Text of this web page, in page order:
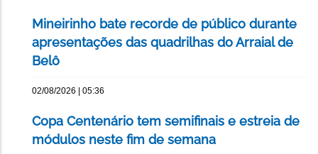
Mineirinho bate recorde de público durante
apresentações das quadrilhas do Arraial de
Belô
02/08/2026 | 05:36
Copa Centenário tem semifinais e estreia de
módulos neste fim de semana